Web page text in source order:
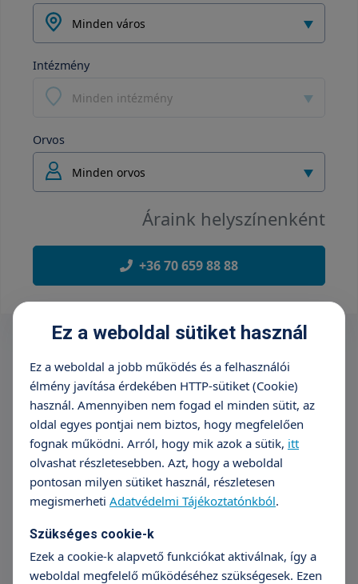
Minden város
Intézmény
Minden intézmény
Orvos
Minden orvos
Áraink helyszínenként
+36 70 659 88 88
Ez a weboldal sütiket használ
Ez a weboldal a jobb működés és a felhasználói
élmény javítása érdekében HTTP-sütiket (Cookie)
használ. Amennyiben nem fogad el minden sütit, az
oldal egyes pontjai nem biztos, hogy megfelelően
fognak működni. Arról, hogy mik azok a sütik, itt
olvashat részletesebben. Azt, hogy a weboldal
pontosan milyen sütiket használ, részletesen
megismerheti Adatvédelmi Tájékoztatónkból.
Szükséges cookie-k
Ezek a cookie-k alapvető funkciókat aktiválnak, így a
weboldal megfelelő működéséhez szükségesek. Ezen